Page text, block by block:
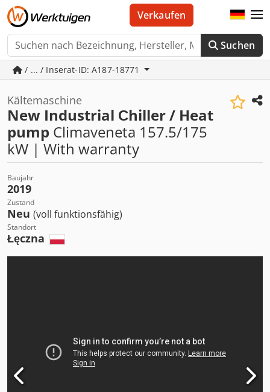
Suchen
Verkaufen
/ ... / Inserat-ID: A187-18771
Kältemaschine
New Industrial Сhiller / Heat
pump Climaveneta 157.5/175
kW | With warranty
Baujahr
2019
Zustand
Neu (voll funktionsfähig)
Standort
Łęczna